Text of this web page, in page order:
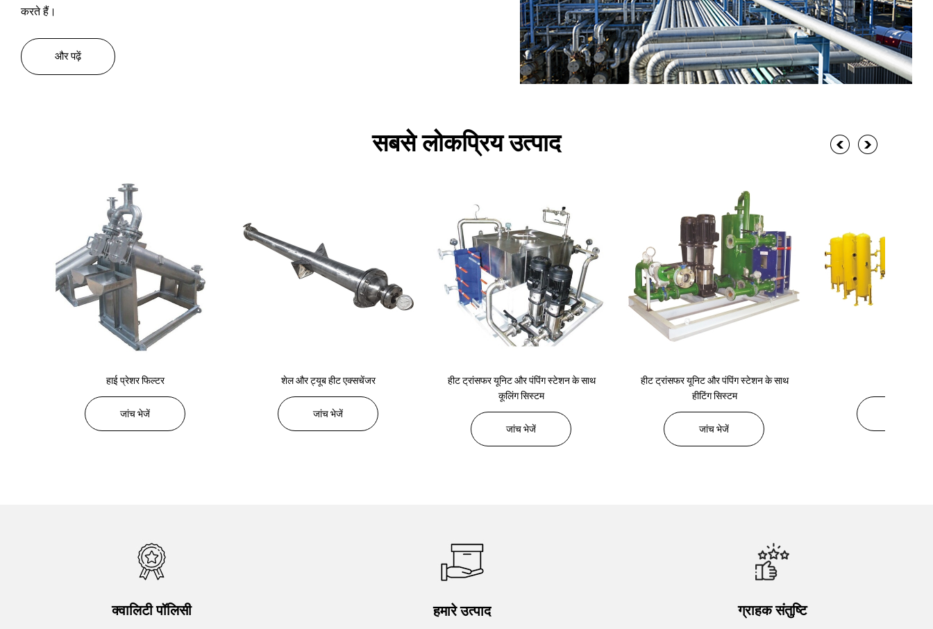
करते हैं।
और पढ़ें
सबसे लोकप्रिय उत्पाद
शेल और ट्यूब हीट एक्सचेंजर
जांच भेजें
हीट ट्रांसफर यूनिट और पंपिंग स्टेशन के साथ
कूलिंग सिस्टम
जांच भेजें
हीट ट्रांसफर यूनिट और पंपिंग स्टेशन के साथ
हीटिंग सिस्टम
जांच भेजें
प्रेशर वेसल
जांच भेजें
क्वालिटी पॉलिसी हमारे उत्पाद ग्राहक संतुष्टि